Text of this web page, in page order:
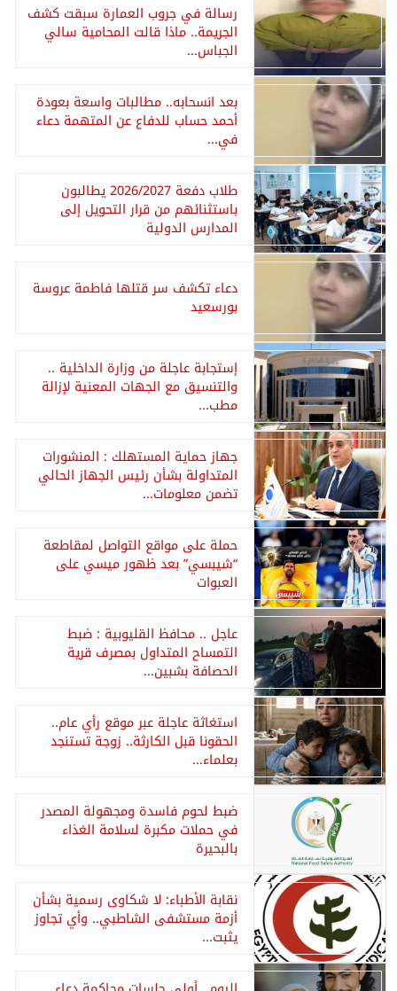
رسالة في جروب العمارة سبقت كشف
الجريمة.. ماذا قالت المحامية سالي
الجباس...
بعد انسحابه.. مطالبات واسعة بعودة
أحمد حساب للدفاع عن المتهمة دعاء
في...
طلاب دفعة 2026/2027 يطالبون
باستثنائهم من قرار التحويل إلى
المدارس الدولية
دعاء تكشف سر قتلها فاطمة عروسة
بورسعيد
إستجابة عاجلة من وزارة الداخلية ..
والتنسيق مع الجهات المعنية لإزالة
مطب...
جهاز حماية المستهلك : المنشورات
المتداولة بشأن رئيس الجهاز الحالي
تضمن معلومات...
حملة على مواقع التواصل لمقاطعة
“شيبسي” بعد ظهور ميسي على
العبوات
عاجل .. محافظ القليوبية : ضبط
التمساح المتداول بمصرف قرية
الحصافة بشبين...
استغاثة عاجلة عبر موقع رأي عام..
الحقونا قبل الكارثة.. زوجة تستنجد
بعلماء...
ضبط لحوم فاسدة ومجهولة المصدر
في حملات مكبرة لسلامة الغذاء
بالبحيرة
نقابة الأطباء: لا شكاوى رسمية بشأن
أزمة مستشفى الشاطبي.. وأي تجاوز
يثبت...